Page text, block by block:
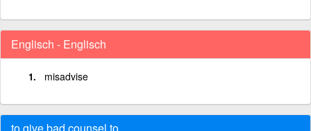
Englisch - Englisch
misadvise
to give bad counsel to